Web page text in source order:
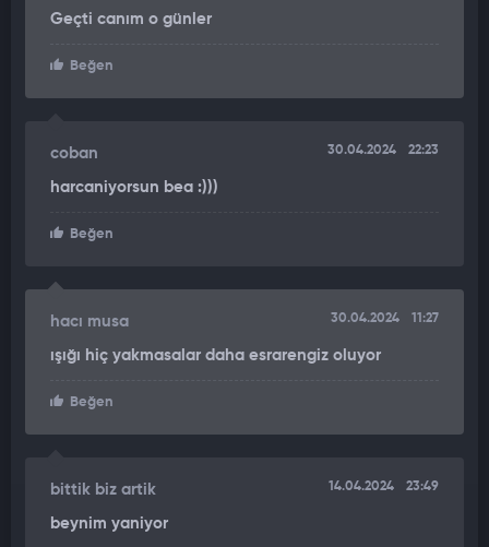
Geçti canım o günler
Beğen
coban 30.04.2024 22:23
harcaniyorsun bea :)))
Beğen
hacı musa 30.04.2024 11:27
ışığı hiç yakmasalar daha esrarengiz oluyor
Beğen
bittik biz artik 14.04.2024 23:49
beynim yaniyor